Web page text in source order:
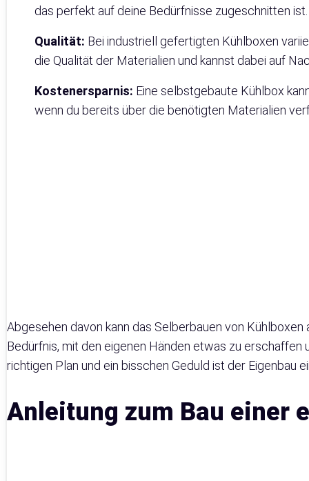
das perfekt auf deine Bedürfnisse zugeschnitten ist.
Qualität: Bei industriell gefertigten Kühlboxen
die Qualität der Materialien und kannst dabei auf
Kostenersparnis: Eine selbstgebaute Kühlbox
wenn du bereits über die benötigten Materialien
Abgesehen davon kann das Selberbauen von
Bedürfnis, mit den eigenen Händen etwas zu
richtigen Plan und ein bisschen Geduld ist der Eigenbau
Anleitung zum Bau einer